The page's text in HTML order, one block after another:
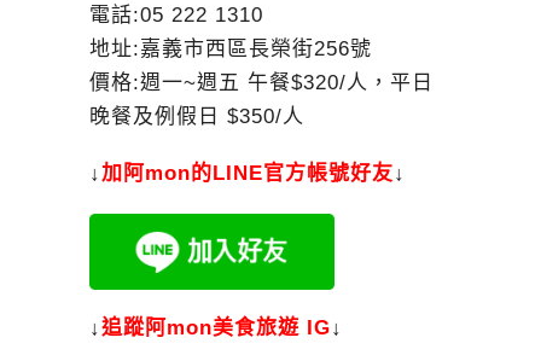
電話:05 222 1310
地址:嘉義市西區長榮街256號
價格:週一~週五 午餐$320/人，平日
晚餐及例假日 $350/人
↓加 阿mon的LINE官方帳號好友↓
↓追蹤阿mon美食旅遊 IG↓